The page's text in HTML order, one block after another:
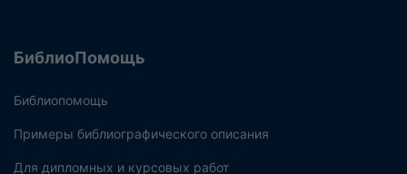
БиблиоПомощь
Библиопомощь
Примеры библиографического описания
Для дипломных и курсовых работ